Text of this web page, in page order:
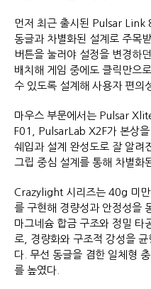
먼저 최근 출시된 Pulsar
동글과 차별화된 설계로 주목
버튼을 눌러야 설정을 변경하
배치해 게임 중에도 클릭만으
수 있도록 설계해 사용자 편
마우스 부문에서는 Pulsar
F01, PulsarLab X2F가 본상
쉐입과 설계 완성도로 잘 알려
그립 중심 설계를 통해 차별
Crazylight 시리즈는 40g 미만
를 구현해 경량성과 안정성을
마그네슘 합금 구조와 정밀 타
로, 경량화와 구조적 강성을
다. 무선 동글을 겸한 일체형
를 높였다.